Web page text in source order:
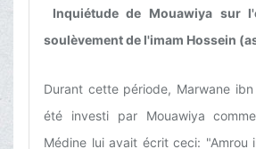
Inquiétude de Mouawiya sur
soulèvement de l'imam Hossein
Durant cette période, Marwane
été investi par Mouawiya
Médine lui avait écrit ceci: "Amrou